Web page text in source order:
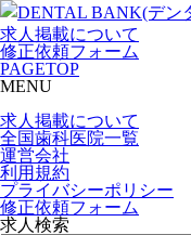
求人掲載について
修正依頼フォーム
PAGETOP
MENU
求人掲載について
全国歯科医院一覧
運営会社
利用規約
プライバシーポリシー
修正依頼フォーム
求人検索